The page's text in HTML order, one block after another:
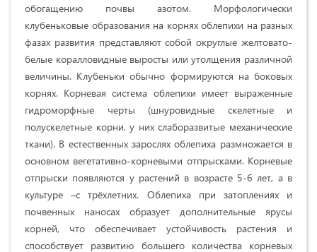
обогащению почвы азотом. Морфологически
клубеньковые образования на корнях облепихи на разных
фазах развития представляют собой округлые желтовато-
белые коралловидные выросты или утолщения различной
величины. Клубеньки обычно формируются на боковых
корнях. Корневая система облепихи имеет выраженные
гидроморфные черты (шнуровидные скелетные и
полускелетные корни, у них слаборазвитые механические
ткани). В естественных зарослях облепиха размножается в
основном вегетативно-корневыми отпрысками. Корневые
отпрыски появляются у растений в возрасте 5-6 лет, а в
культуре –c трёхлетних. Облепиха при затоплениях и
почвенных наносах образует дополнительные ярусы
корней, что обеспечивает устойчивость растения и
способствует развитию большего количества корневых